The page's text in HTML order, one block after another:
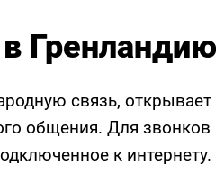
Гренландию
связь, открывает
общения. Для звонков
к интернету.